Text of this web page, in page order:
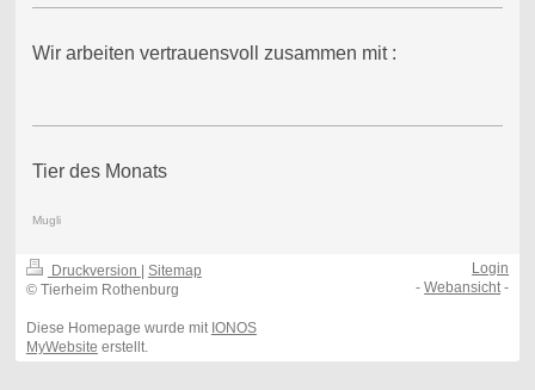
Wir arbeiten vertrauensvoll zusammen mit :
Tier des Monats
Mugli
Druckversion
Sitemap
© Tierheim Rothenburg
Diese Homepage wurde mit IONOS
MyWebsite erstellt.
Login
-Webansicht-